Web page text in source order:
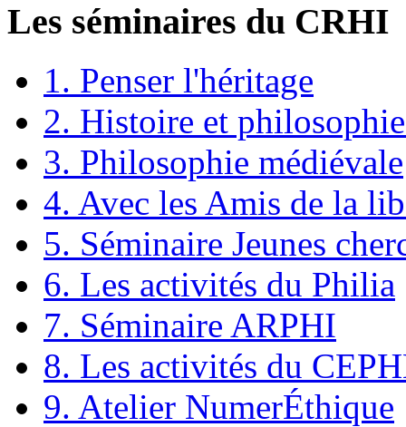
Les séminaires du CRHI
1. Penser l'héritage
2. Histoire et philosophie
3. Philosophie médiévale
4. Avec les Amis de la
5. Séminaire Jeunes
6. Les activités du Philia
7. Séminaire ARPHI
8. Les activités du
9. Atelier NumerÉthique